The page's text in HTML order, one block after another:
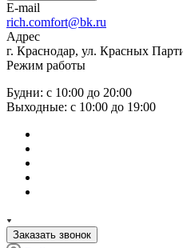
E-mail
rich.comfort@bk.ru
Адрес
г. Краснодар, ул. Красных
Режим работы
Будни: с 10:00 до 20:00
Выходные: с 10:00 до 19:00
Заказать звонок